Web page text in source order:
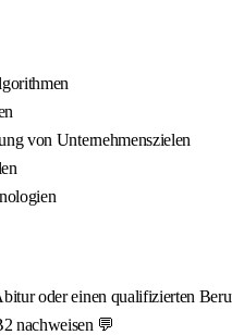
von Unternehmenszielen
oder einen qualifizierten
nachweisen 💬